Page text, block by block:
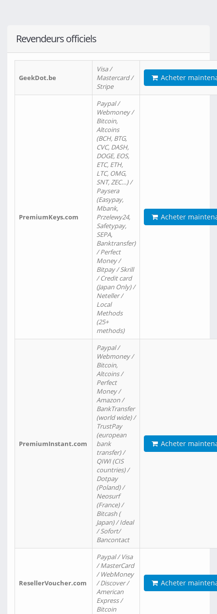
Revendeurs officiels
GeekDot.be
Visa /
Mastercard /
Stripe
Acheter
PremiumKeys.com
Paypal /
Webmoney /
Bitcoin,
Altcoins
(BCH, BTG,
CVC, DASH,
DOGE, EOS,
ETC, ETH,
LTC, OMG,
SNT, ZEC…) /
Paysera
(Easypay,
Mbank,
Przelewy24,
Safetypay,
SEPA,
Banktransfer)
/ Perfect
Money /
Bitpay / Skrill
/ Credit card
(Japan Only) /
Neteller /
Local
Methods
(25+
methods)
Acheter
PremiumInstant.com
Paypal /
Webmoney /
Bitcoin,
Altcoins /
Perfect
Money /
Amazon /
BankTransfer
(world wide) /
TrustPay
(european
bank
transfer) /
QIWI (CIS
countries) /
Dotpay
(Poland) /
Neosurf
(France) /
Bitcash (
Japan) / Ideal
/ Sofort/
Bancontact
Acheter
ResellerVoucher.com
Paypal / Visa
/ MasterCard
/ WebMoney
/ Discover /
American
Express /
Bitcoin
Acheter